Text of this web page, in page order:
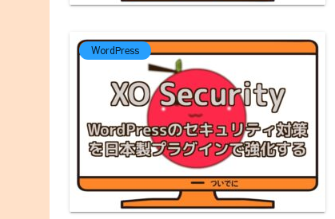
WordPress